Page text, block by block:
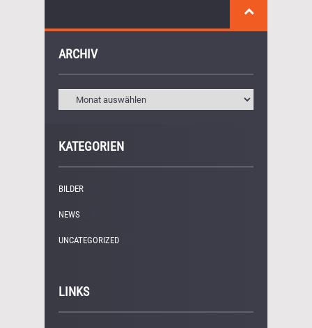
ARCHIV
KATEGORIEN
BILDER
NEWS
UNCATEGORIZED
LINKS